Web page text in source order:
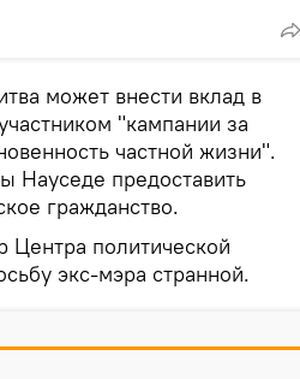
может внести вклад в
"кампании за
частной жизни".
Науседе предоставить
гражданство.
Центра политической
экс-мэра странной.